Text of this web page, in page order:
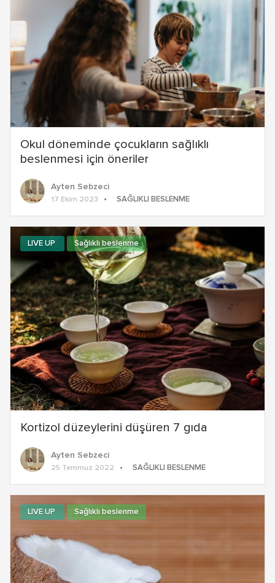
Okul döneminde çocukların sağlıklı
beslenmesi için öneriler
Ayten Sebzeci
17 Ekim 2023 SAĞLIKLI BESLENME
Kortizol düzeylerini düşüren 7 gıda
LIVE UP Sağlıklı beslenme
Ayten Sebzeci
25 Temmuz 2022 SAĞLIKLI BESLENME
LIVE UP Sağlıklı beslenme